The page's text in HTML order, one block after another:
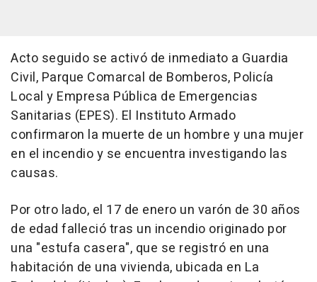
Acto seguido se activó de inmediato a Guardia
Civil, Parque Comarcal de Bomberos, Policía
Local y Empresa Pública de Emergencias
Sanitarias (EPES). El Instituto Armado
confirmaron la muerte de un hombre y una mujer
en el incendio y se encuentra investigando las
causas.
Por otro lado, el 17 de enero un varón de 30 años
de edad falleció tras un incendio originado por
una "estufa casera", que se registró en una
habitación de una vivienda, ubicada en La